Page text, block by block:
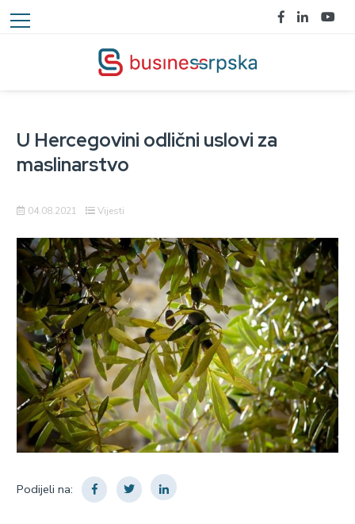
U Hercegovini odlični uslovi za
maslinarstvo
04.08.2021 Vijesti
Podijeli na: